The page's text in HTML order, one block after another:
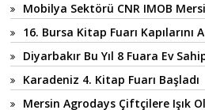
Mobilya Sektörü CNR IMOB
16. Bursa Kitap Fuarı Kapılarını
Diyarbakır Bu Yıl 8 Fuara Ev
Karadeniz 4. Kitap Fuarı Başladı
Mersin Agrodays Çiftçilere Işık